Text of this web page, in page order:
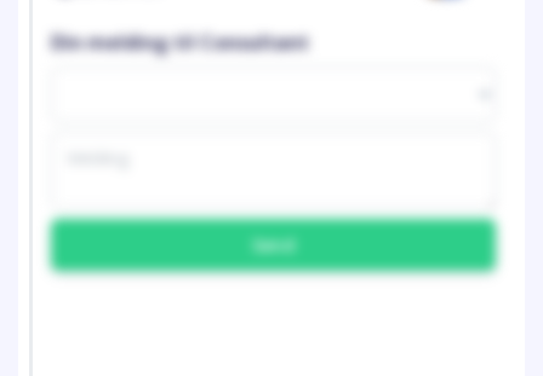
Din melding til Consultant
Send